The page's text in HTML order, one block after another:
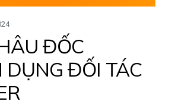
ĐỐC
DỤNG ĐỐI TÁC